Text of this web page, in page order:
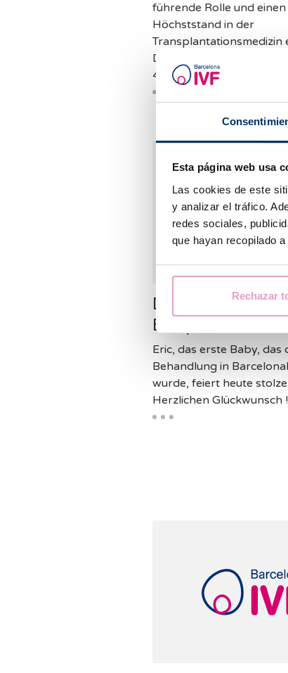
Esta página web usa
Las cookies de este
y analizar el tráfico.
redes sociales,
que hayan recopilado
Rechazar
führende Rolle und
Höchststand in der
Transplantationsmedizin
Dank der 1.667 Spender
4.218 Transplantationen
Das erste
Baby ist 2
Eric, das erste Baby, das
Behandlung in
wurde, feiert heute
Herzlichen Glückwunsch !